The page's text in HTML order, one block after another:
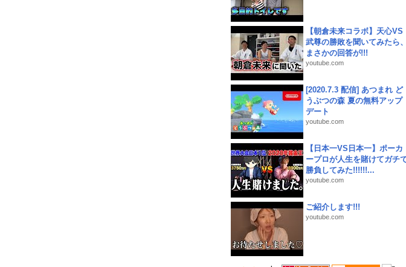
【朝倉未来コラボ】天心VS
武尊の勝敗を聞いてみたら、
まさかの回答が!!!
youtube.com
[2020.7.3 配信] あつまれ ど
うぶつの森 夏の無料アップ
デート
youtube.com
【日本一VS日本一】ポーカ
ープロが人生を賭けてガチ
勝負してみた!!!!!!...
youtube.com
ご紹介します!!!
youtube.com